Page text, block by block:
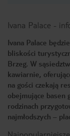
Ivana Palace -
Ivana Palace
bliskości
Brzeg. W
kawiarnie,
na gości czekają
obejmujące basen
rodzinach
najmłodszych –